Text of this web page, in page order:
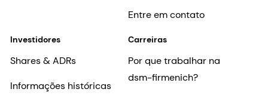
Entre em contato
Investidores
Shares & ADRs
Informações históricas
Carreiras
Por que trabalhar na
dsm-firmenich?